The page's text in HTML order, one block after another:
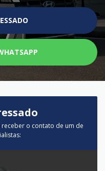
o contato de um de